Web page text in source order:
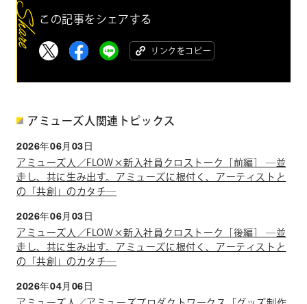
この記事をシェアする
リンクをコピー
アミューズ人関連トピックス
2026年06月03日
アミューズ人／FLOW×新入社員クロストーク［前編］ ―並
走し、共に生み出す。アミューズに根付く、アーティストと
の「共創」のカタチ―
2026年06月03日
アミューズ人／FLOW×新入社員クロストーク［後編］ ―並
走し、共に生み出す。アミューズに根付く、アーティストと
の「共創」のカタチ―
2026年04月06日